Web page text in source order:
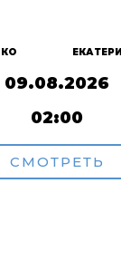
09.08.2026
02:00
СМОТРЕТЬ